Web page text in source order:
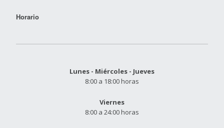
Horario
Lunes - Miércoles - Jueves
8:00 a 18:00 horas
Viernes
8:00 a 24:00 horas